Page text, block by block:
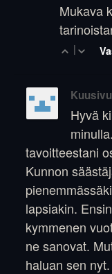
Mukava
|
Hyvä
tavoitteestani
Kunnon
lapsiakin.
kymmenen
ne sanovat.
haluan sen nyt.